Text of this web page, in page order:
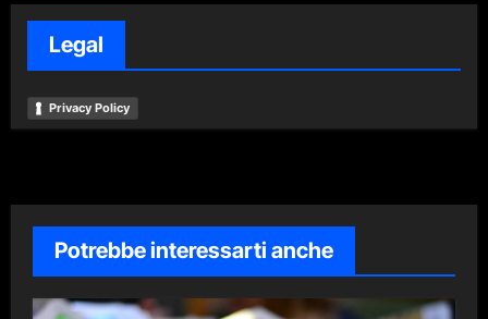
Legal
Privacy Policy
Potrebbe interessarti anche